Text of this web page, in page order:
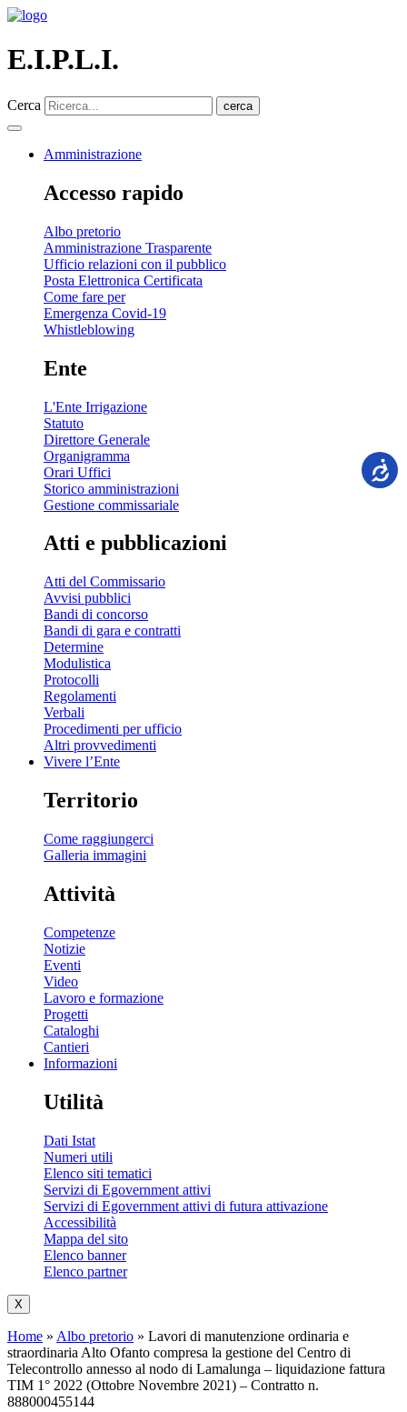
E.I.P.L.I.
Cerca cerca
Amministrazione
Accesso rapido
Albo pretorio
Amministrazione Trasparente
Ufficio relazioni con il pubblico
Posta Elettronica Certificata
Come fare per
Emergenza Covid-19
Whistleblowing
Ente
L'Ente Irrigazione
Statuto
Direttore Generale
Organigramma
Orari Uffici
Storico amministrazioni
Gestione commissariale
Atti e pubblicazioni
Atti del Commissario
Avvisi pubblici
Bandi di concorso
Bandi di gara e contratti
Determine
Modulistica
Protocolli
Regolamenti
Verbali
Procedimenti per ufficio
Altri provvedimenti
Vivere l’Ente
Territorio
Come raggiungerci
Galleria immagini
Attività
Competenze
Notizie
Eventi
Video
Lavoro e formazione
Progetti
Cataloghi
Cantieri
Informazioni
Utilità
Dati Istat
Numeri utili
Elenco siti tematici
Servizi di Egovernment attivi
Servizi di Egovernment attivi di futura attivazione
Accessibilità
Mappa del sito
Elenco banner
Elenco partner
X
Home » Albo pretorio » Lavori di manutenzione ordinaria e
straordinaria Alto Ofanto compresa la gestione del Centro di
Telecontrollo annesso al nodo di Lamalunga – liquidazione fattura
TIM 1° 2022 (Ottobre Novembre 2021) – Contratto n.
888000455144